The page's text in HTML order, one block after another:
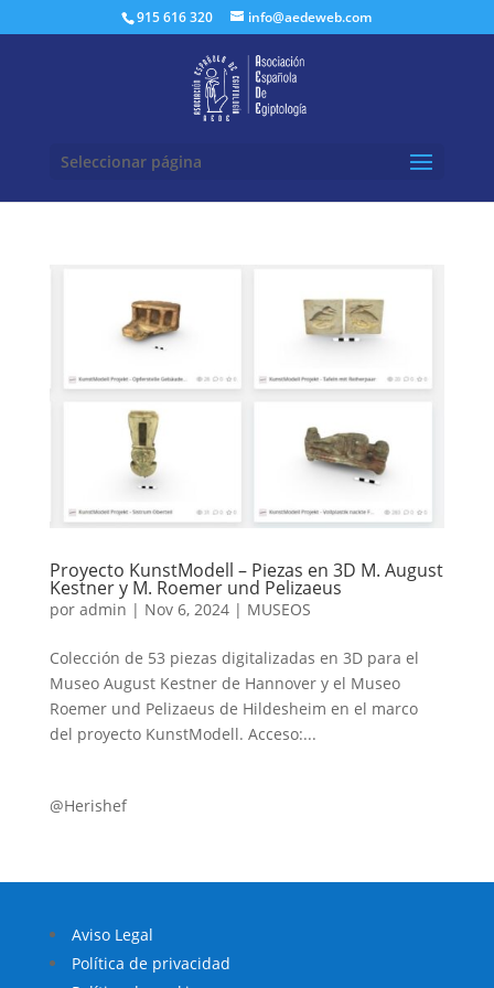
915 616 320 info@aedeweb.com
Seleccionar página
Proyecto KunstModell – Piezas en 3D M. August
Kestner y M. Roemer und Pelizaeus
por admin | Nov 6, 2024| MUSEOS
Colección de 53 piezas digitalizadas en 3D para el
Museo August Kestner de Hannover y el Museo
Roemer und Pelizaeus de Hildesheim en el marco
del proyecto KunstModell. Acceso:...
@Herishef
Aviso Legal
Política de privacidad